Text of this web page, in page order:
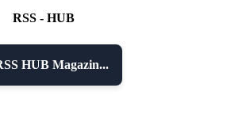
RSS - HUB
HUB Magazin...